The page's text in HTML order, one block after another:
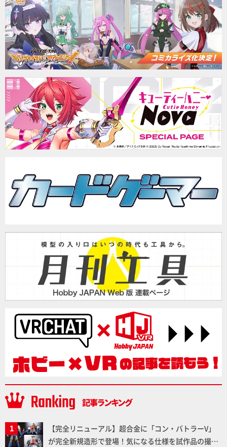
【完全リニューアル】超合金に「コン・バトラーV」
が完全新規造形で登場！気になる仕様を試作品の撮り